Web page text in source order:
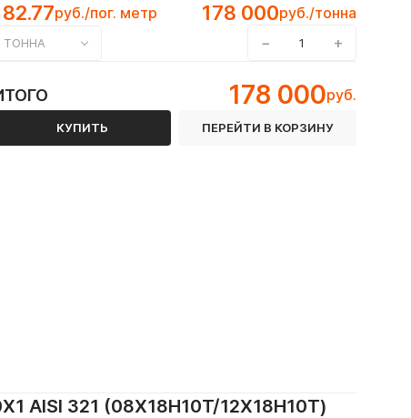
8645-68
руб./пог. метр 178 000руб./тонна
ТОННА − +
178 000руб.
КУПИТЬ ПЕРЕЙТИ В КОРЗИНУ
321 (08Х18Н10Т/12Х18Н10Т)